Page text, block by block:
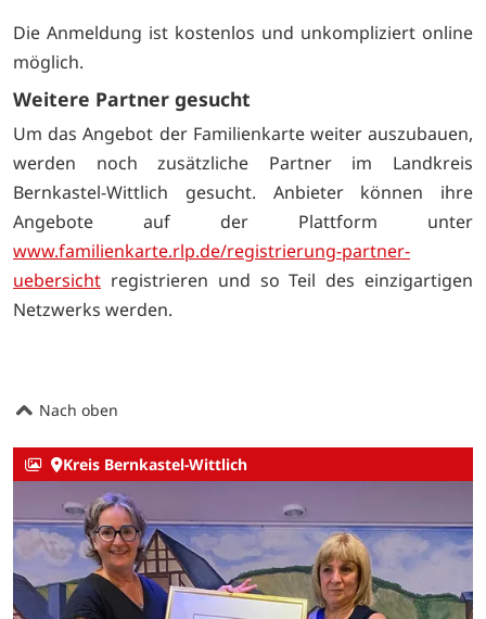
Die Anmeldung ist kostenlos und unkompliziert online
möglich.
Weitere Partner gesucht
Um das Angebot der Familienkarte weiter auszubauen,
werden noch zusätzliche Partner im Landkreis
Bernkastel-Wittlich gesucht. Anbieter können ihre
Angebote auf der Plattform unter
www.familienkarte.rlp.de/registrierung-partner-
uebersicht registrieren und so Teil des einzigartigen
Netzwerks werden.
Nach oben
Kreis Bernkastel-Wittlich